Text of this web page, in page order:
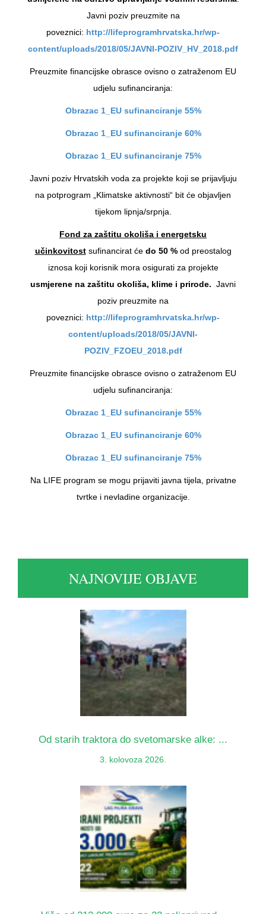
Javni poziv preuzmite na
poveznici: http://lifeprogramhrvatska.hr/wp-
content/uploads/2018/05/JAVNI-POZIV_HV_2018.pdf
Preuzmite financijske obrasce ovisno o zatraženom EU
udjelu sufinanciranja:
Obrazac 1_EU sufinanciranje 55%
Obrazac 1_EU sufinanciranje 60%
Obrazac 1_EU sufinanciranje 75%
Javni poziv Hrvatskih voda za projekte koji se prijavljuju
na potprogram „Klimatske aktivnosti“ bit će objavljen
tijekom lipnja/srpnja.
Fond za zaštitu okoliša i energetsku
učinkovitostsufinancirat će do 50 %od preostalog
iznosa koji korisnik mora osigurati za projekte
usmjerene na zaštitu okoliša, klime i prirode. Javni
poziv preuzmite na
poveznici: http://lifeprogramhrvatska.hr/wp-
content/uploads/2018/05/JAVNI-
POZIV_FZOEU_2018.pdf
Preuzmite financijske obrasce ovisno o zatraženom EU
udjelu sufinanciranja:
Obrazac 1_EU sufinanciranje 55%
Obrazac 1_EU sufinanciranje 60%
Obrazac 1_EU sufinanciranje 75%
Na LIFE program se mogu prijaviti javna tijela, privatne
tvrtke i nevladine organizacije.
NAJNOVIJE OBJAVE
Od starih traktora do svetomarske alke: ...
3. kolovoza 2026.